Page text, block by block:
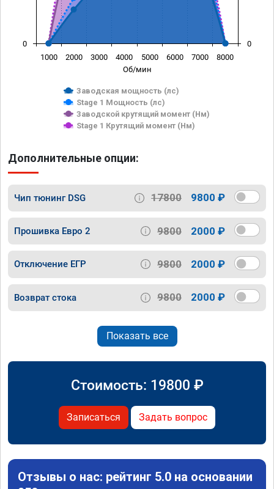
Об/мин
Заводская мощность (лс)
Stage 1 Мощность (лс)
Заводской крутящий момент (Нм)
Stage 1 Крутящий момент (Нм)
1000 2000 3000 4000 5000 6000 7000 8000
0 0
Дополнительные опции:
Чип тюнинг DSG 17800 9800 ₽
Прошивка Евро 2 9800 2000 ₽
Отключение ЕГР 9800 2000 ₽
Возврат стока 9800 2000 ₽
Показать все
Стоимость: 19800 ₽
Записаться Задать вопрос
Отзывы о нас: рейтинг 5.0 на основании